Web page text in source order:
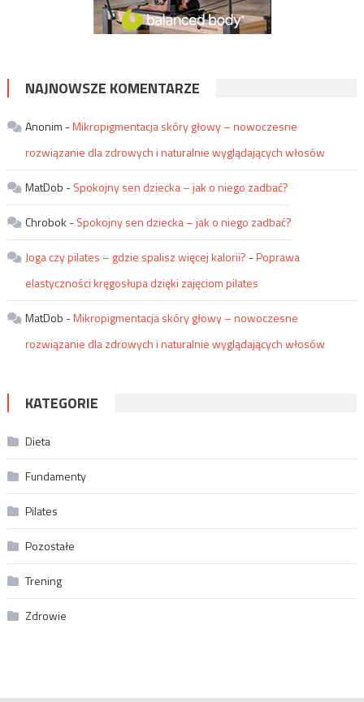
NAJNOWSZE KOMENTARZE
Anonim -Mikropigmentacja skóry głowy – nowoczesne
rozwiązanie dla zdrowych i naturalnie wyglądających włosów
MatDob -Spokojny sen dziecka – jak o niego zadbać?
Chrobok -Spokojny sen dziecka – jak o niego zadbać?
Joga czy pilates – gdzie spalisz więcej kalorii? -Poprawa
elastyczności kręgosłupa dzięki zajęciom pilates
MatDob -Mikropigmentacja skóry głowy – nowoczesne
rozwiązanie dla zdrowych i naturalnie wyglądających włosów
KATEGORIE
Dieta
Fundamenty
Pilates
Pozostałe
Trening
Zdrowie